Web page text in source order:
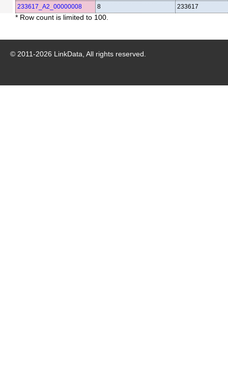
233617_A2_00000008
8 233617
* Row count is limited to 100.
© 2011-2026 LinkData, All rights reserved.